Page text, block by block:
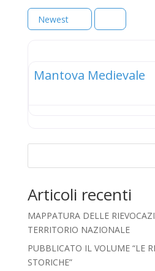
Newest
Mantova Medievale
Articoli recenti
MAPPATURA DELLE
TERRITORIO NAZIONALE
PUBBLICATO IL VOLUME “LE
STORICHE”